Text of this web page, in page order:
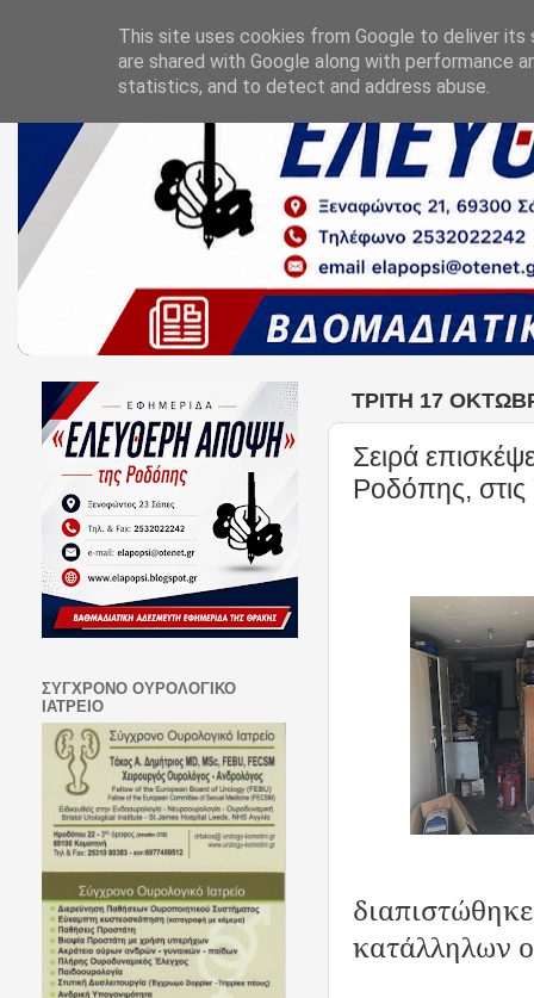
ΤΡΊΤΗ 17
Σειρά
Ροδόπης,
κατάλληλων
ΣΥΓΧΡΟΝΟ ΟΥΡΟΛΟΓΙΚΟ
ΙΑΤΡΕΙΟ
This site uses cookies from Google to deliver its
are shared with Google along with performance
statistics, and to detect and address abuse.